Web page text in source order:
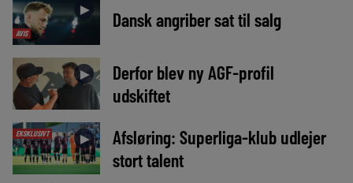
AVIS
► Dansk angriber sat til salg
►
Derfor blev ny AGF-profil
udskiftet
EKSKLUSIVT ►
Afsløring: Superliga-klub udlejer
stort talent